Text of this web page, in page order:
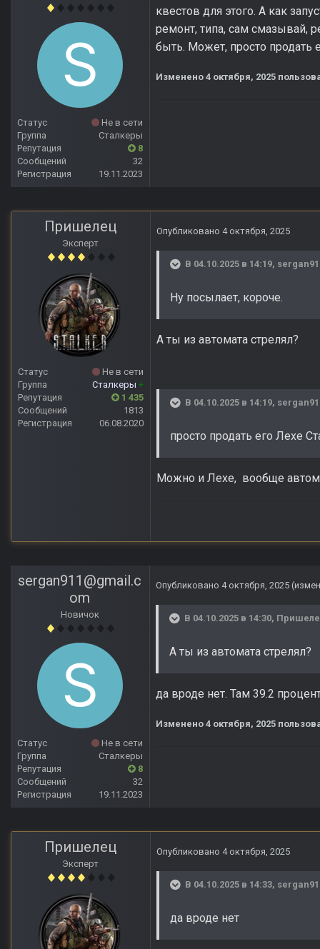
Статус
Не в сети
Группа
Сталкеры
Репутация
8
Сообщений
32
Регистрация
19.11.2023
квестов для этого. А как
ремонт, типа, сам смазывай,
быть. Может, просто продать
Изменено 4 октября, 2025
Пришелец
Эксперт
Статус
Не в сети
Группа
Сталкеры +
Репутация
1 435
Сообщений
1813
Регистрация
06.08.2020
Опубликовано 4 октября, 2025
В 04.10.2025 в 14:19,
Ну посылает, короче.
А ты из автомата стрелял?
В 04.10.2025 в 14:19,
просто продать его Лехе
Можно и Лехе, вообще
sergan911@gmail.c
om
Новичок
Статус
Не в сети
Группа
Сталкеры
Репутация
8
Сообщений
32
Регистрация
19.11.2023
Опубликовано 4 октября, 2025
В 04.10.2025 в 14:30,
А ты из автомата стрелял?
да вроде нет. Там 39.2
Изменено 4 октября, 2025
Пришелец
Эксперт
Опубликовано 4 октября, 2025
В 04.10.2025 в 14:33,
да вроде нет